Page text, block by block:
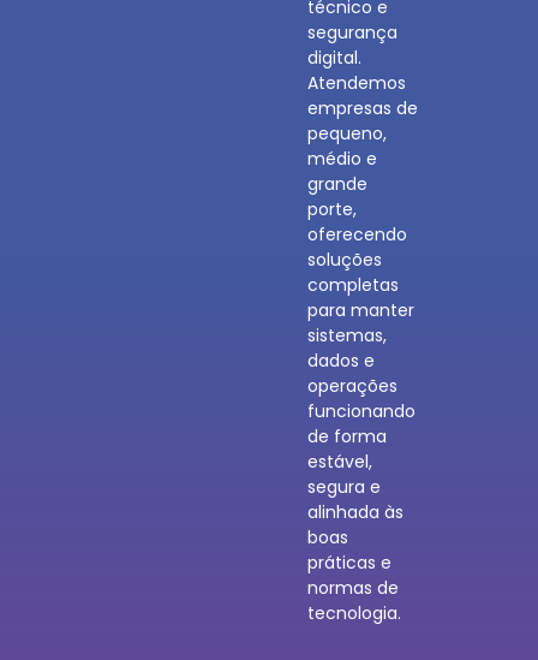
técnico e
segurança
digital.
Atendemos
empresas de
pequeno,
médio e
grande
porte,
oferecendo
soluções
completas
para manter
sistemas,
dados e
operações
funcionando
de forma
estável,
segura e
alinhada às
boas
práticas e
normas de
tecnologia.